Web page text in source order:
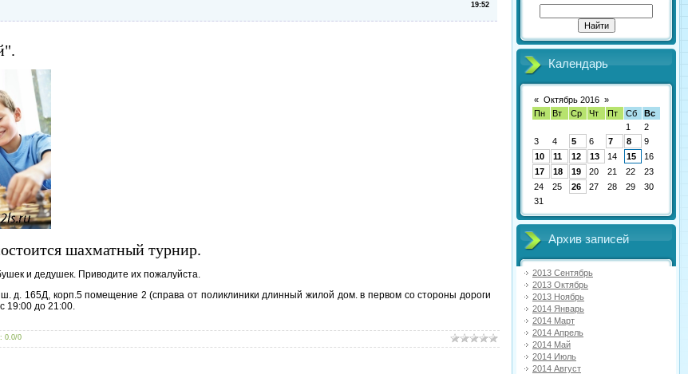
19:52
шахматный турнир.
и дедушек. Приводите их пожалуйста.
д. 165Д, корп.5 помещение 2 (справа от поликлиники длинный жилой дом. в первом со стороны дороги
19:00 до 21:00.
: 0.0/0
Календарь
« Октябрь 2016 »
Пн
Вт Ср Чт Пт Сб
Вс
1
2
3
4 5 6 7 8
9
10
11 12 13 14 15
16
17
18 19 20 21 22
23
24
25 26 27 28 29
30
31
Архив записей
2013 Сентябрь
2013 Октябрь
2013 Ноябрь
2014 Январь
2014 Март
2014 Апрель
2014 Май
2014 Июль
2014 Август